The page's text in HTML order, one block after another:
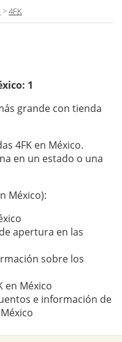
>4FK
1
grande con tienda
4FK en México.
en un estado o una
México):
apertura en las
sobre los
en México
e información de